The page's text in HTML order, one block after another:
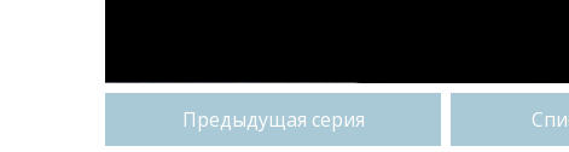
Предыдущая серия